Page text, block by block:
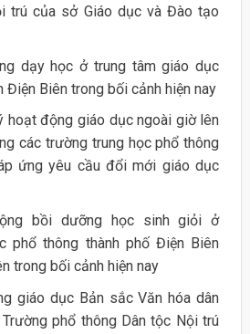
trú của sở Giáo dục và Đào tạo
dạy học ở trung tâm giáo dục
Điện Biên trong bối cảnh hiện nay
hoạt động giáo dục ngoài giờ lên
các trường trung học phổ thông
ứng yêu cầu đổi mới giáo dục
bồi dưỡng học sinh giỏi ở
phổ thông thành phố Điện Biên
trong bối cảnh hiện nay
giáo dục Bản sắc Văn hóa dân
phổ thông Dân tộc Nội trú